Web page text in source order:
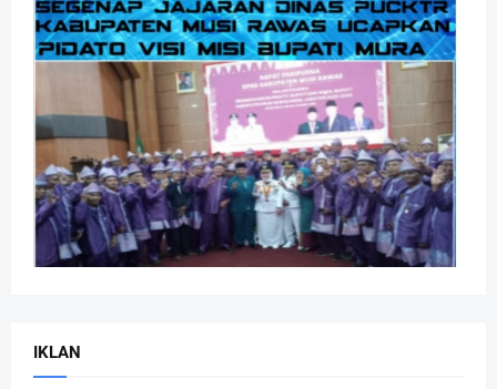
IKLAN